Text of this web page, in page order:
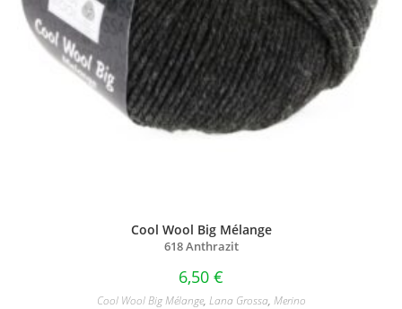
Cool Wool Big Mélange
618 Anthrazit
6,50 €
Cool Wool Big Mélange, Lana Grossa, Merino